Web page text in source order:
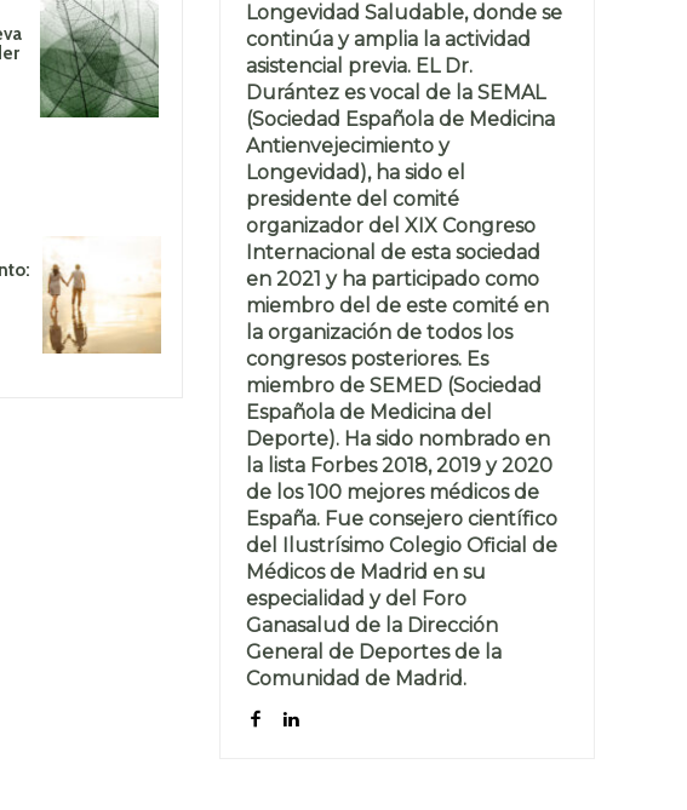
Longevidad Saludable, donde se
continúa y amplia la actividad
asistencial previa. EL Dr.
Durántez es vocal de la SEMAL
(Sociedad Española de Medicina
Antienvejecimiento y
Longevidad), ha sido el
presidente del comité
organizador del XIX Congreso
Internacional de esta sociedad
en 2021 y ha participado como
miembro del de este comité en
la organización de todos los
congresos posteriores. Es
miembro de SEMED (Sociedad
Española de Medicina del
Deporte). Ha sido nombrado en
la lista Forbes 2018, 2019 y 2020
de los 100 mejores médicos de
España. Fue consejero científico
del Ilustrísimo Colegio Oficial de
Médicos de Madrid en su
especialidad y del Foro
Ganasalud de la Dirección
General de Deportes de la
Comunidad de Madrid.